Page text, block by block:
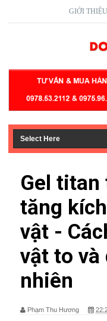
GIỚI THIỆU
Gel
tăng
vật -
vật to
nhiên
Phạm Thu Hương